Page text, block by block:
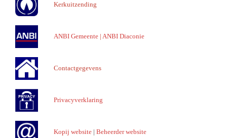
Kerkuitzending
ANBI Gemeente | ANBI Diaconie
Contactgegevens
Privacyverklaring
Kopij website | Beheerder website